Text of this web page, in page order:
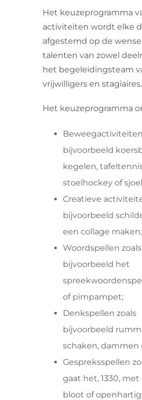
Het keuzeprogramma
activiteiten wordt elke
afgestemd op de
talenten van zowel
het begeleidingsteam
vrijwilligers en stagiaires.
Het keuzeprogramma
bijvoorbeeld
kegelen,
stoelhockey of
Creatieve
bijvoorbeeld
een collage maken;
Woordspellen zoals
bijvoorbeeld het
of pimpampet;
Denkspellen zoals
bijvoorbeeld
schaken, dammen
Gespreksspellen
gaat het, 1330,
bloot of